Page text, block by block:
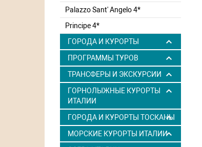
Palazzo Sant' Angelo 4*
Principe 4*
ГОРОДА И КУРОРТЫ
ПРОГРАММЫ ТУРОВ
ТРАНСФЕРЫ И ЭКСКУРСИИ
ГОРНОЛЫЖНЫЕ КУРОРТЫ
ИТАЛИИ
ГОРОДА И КУРОРТЫ ТОСКАНЫ
МОРСКИЕ КУРОРТЫ ИТАЛИИ